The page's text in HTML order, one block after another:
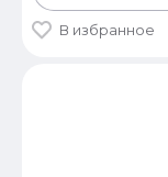
В избранное